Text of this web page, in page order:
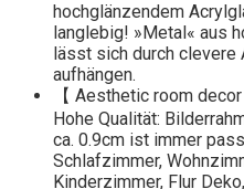
hochglänzendem
langlebig! »Metal« aus
lässt sich durch clevere
aufhängen.
【 Aesthetic room
Hohe Qualität:
ca. 0.9cm ist immer
Schlafzimmer,
Kinderzimmer, Flur